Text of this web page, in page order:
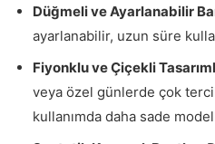
Düğmeli ve Ayarlanabilir
ayarlanabilir, uzun süre
Fiyonklu ve Çiçekli
veya özel günlerde çok
kullanımda daha sade